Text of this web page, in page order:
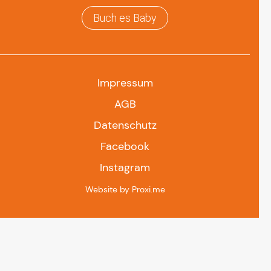
Buch es Baby
Impressum
AGB
Datenschutz
Facebook
Instagram
Website by Proxi.me